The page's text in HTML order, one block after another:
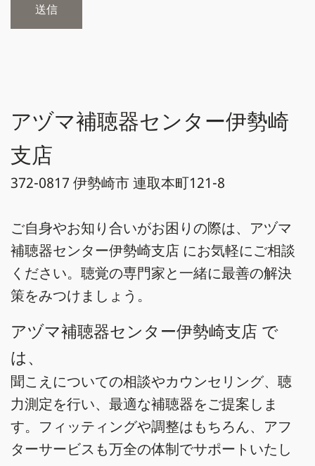
アヅマ補聴器センター伊勢崎
支店
372-0817 伊勢崎市 連取本町121-8
ご自身やお知り合いがお困りの際は、アヅマ
補聴器センター伊勢崎支店 にお気軽にご相談
ください。聴覚の専門家と一緒に最善の解決
策をみつけましょう。
アヅマ補聴器センター伊勢崎支店 で
は、
聞こえについての相談やカウンセリング、聴
力測定を行い、最適な補聴器をご提案しま
す。フィッティングや調整はもちろん、アフ
ターサービスも万全の体制でサポートいたし